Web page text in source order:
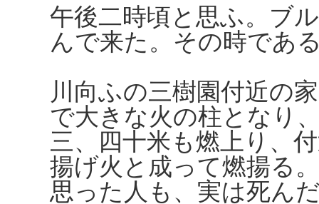
午後二時頃と思ふ。ブ
んで来た。その時であ
川向ふの三樹園付近の
で大きな火の柱となり
三、四十米も燃上り、
揚げ火と成って燃揚る
思った人も、実は死ん